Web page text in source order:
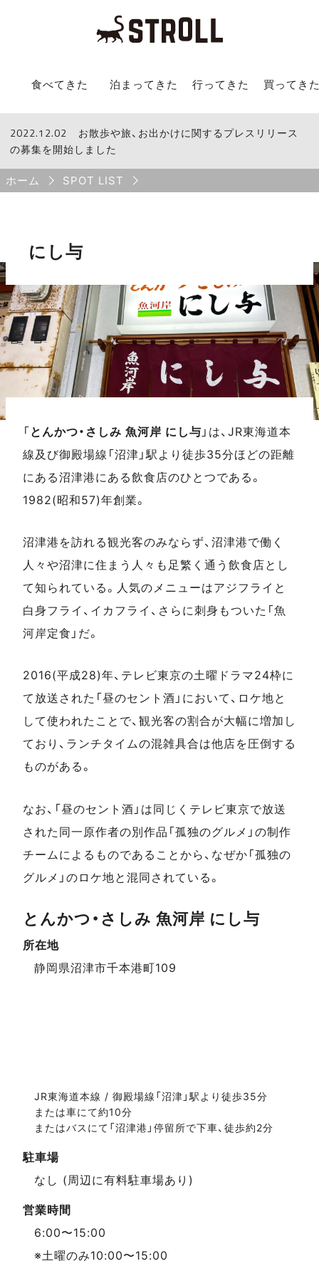
STROLL Menu
食べてきた 泊まってきた 行ってきた 買ってき
STROLLからのお知らせ
2022.12.02
お散歩や旅、お出かけに関するプレスリリース
の募集を開始しました
Breadcrumb
ホーム SPOT LIST
にし与
「とんかつ・さしみ 魚河岸 にし与 」は、JR東海道本
線及び御殿場線「沼津」駅より徒歩35分ほどの距離
にある沼津港にある飲食店のひとつである。
1982(昭和57)年創業。
沼津港を訪れる観光客のみならず、沼津港で働く
人々や沼津に住まう人々も足繁く通う飲食店とし
て知られている。人気のメニューはアジフライと
白身フライ、イカフライ、さらに刺身もついた「魚
河岸定食」だ。
2016(平成28)年、テレビ東京の土曜ドラマ24枠に
て放送された「昼のセント酒」において、ロケ地と
して使われたことで、観光客の割合が大幅に増加し
ており、ランチタイムの混雑具合は他店を圧倒する
ものがある。
なお、「昼のセント酒」は同じくテレビ東京で放送
された同一原作者の別作品「孤独のグルメ」の制作
チームによるものであることから、なぜか「孤独の
グルメ」のロケ地と混同されている。
スポットデータ
とんかつ・さしみ 魚河岸 にし与
所在地
静岡県沼津市千本港町109
JR東海道本線 / 御殿場線「沼津」駅より徒歩35分
または車にて約10分
またはバスにて「沼津港」停留所で下車、徒歩約2分
駐車場
なし (周辺に有料駐車場あり)
営業時間
6:00〜15:00
※土曜のみ10:00〜15:00